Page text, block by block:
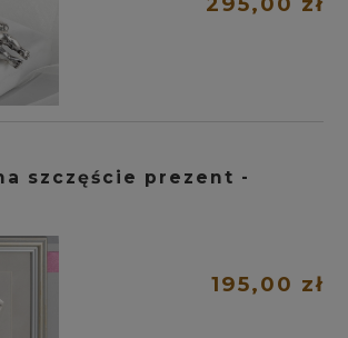
szczęście prezent -
195,00 zł